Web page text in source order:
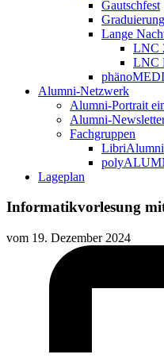
Gautschfest
Lange
LNC
LNC
Alumni-Netzwerk
Alumni-Portrait
Alumni-
Fachgruppen
LibriAlumni
Lageplan
Informatikvorlesung
vom 19. Dezember 2024